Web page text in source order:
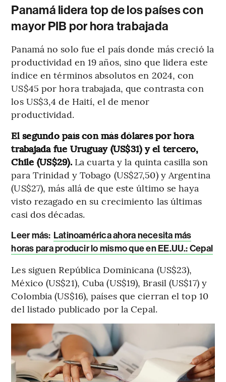
Panamá lidera top de los países con
mayor PIB por hora trabajada
Panamá no solo fue el país donde más creció la
productividad en 19 años, sino que lidera este
índice en términos absolutos en 2024, con
US$45 por hora trabajada, que contrasta con
los US$3,4 de Haití, el de menor
productividad.
El segundo país con más dólares por hora
trabajada fue Uruguay (US$31) y el tercero,
Chile (US$29). La cuarta y la quinta casilla son
para Trinidad y Tobago (US$27,50) y Argentina
(US$27), más allá de que este último se haya
visto rezagado en su crecimiento las últimas
casi dos décadas.
Leer más: Latinoamérica ahora necesita más
horas para producir lo mismo que en EE.UU.: Cepal
Les siguen República Dominicana (US$23),
México (US$21), Cuba (US$19), Brasil (US$17) y
Colombia (US$16), países que cierran el top 10
del listado publicado por la Cepal.